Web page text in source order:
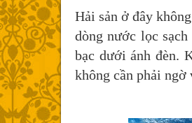
Hải sản ở đây
dòng nước lọc
bạc dưới ánh đèn.
không cần phải